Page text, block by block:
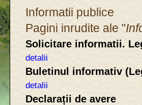
Informatii publice
Pagini inrudite ale "
Solicitare informatii.
detalii
Buletinul informativ
detalii
Declarații de avere